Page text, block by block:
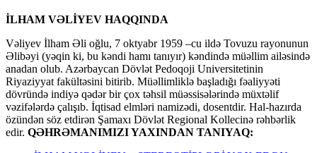
İLHAM VƏLİYEV HAQQINDA
Vəliyev İlham Əli oğlu, 7 oktyabr 1959 –cu ildə Tovuzu rayonunun
Əlibəyi (yəqin ki, bu kəndi hamı tanıyır) kəndində müəllim ailəsində
anadan olub. Azərbaycan Dövlət Pedoqoji Universitetinin
Riyaziyyat fakültəsini bitirib. Müəllimliklə başladığı fəaliyyəti
dövründə indiyə qədər bir çox təhsil müəssisələrində müxtəlif
vəzifələrdə çalışıb. İqtisad elmləri namizədi, dosentdir. Hal-hazırda
özündən söz etdirən Şamaxı Dövlət Regional Kollecinə rəhbərlik
edir. QƏHRƏMANIMIZI YAXINDAN TANIYAQ: